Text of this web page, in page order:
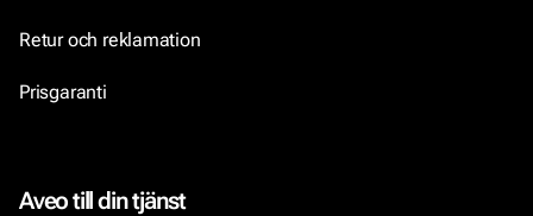
Retur och reklamation
Prisgaranti
Aveo till din tjänst